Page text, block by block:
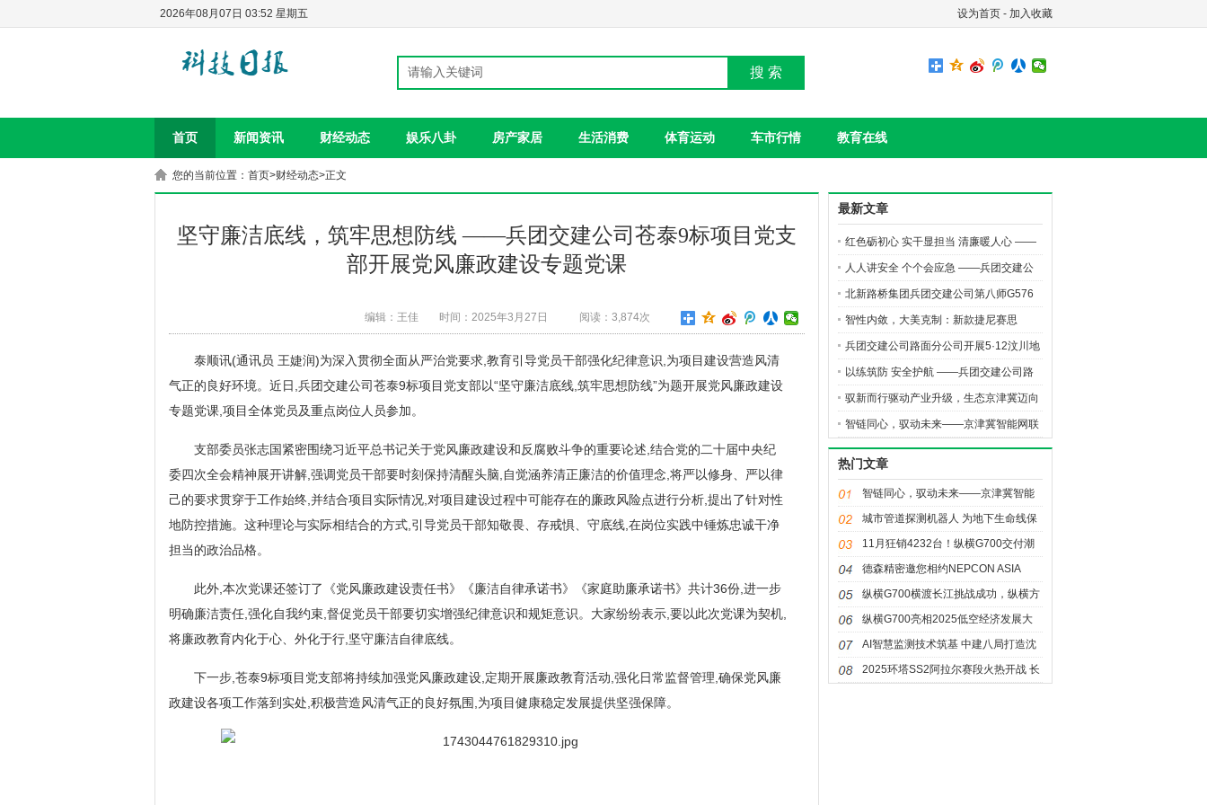
设为首页 - 加入收藏
2026年08月07日 03:52 星期五
搜 索
首页 新闻资讯 财经动态 娱乐八卦 房产家居 生活消费 体育运动 车市行情 教育在线
您的当前位置： 首页>财经动态>正文
坚守廉洁底线，筑牢思想防线 ——兵团交建公司苍泰9标项目党支
部开展党风廉政建设专题党课
编辑：王佳 时间：2025年3月27日 阅读：3,874次
泰顺讯(通讯员 王婕润)为深入贯彻全面从严治党要求,教育引导党员干部强化纪律意识,为项目建设营造风清
气正的良好环境。近日,兵团交建公司苍泰9标项目党支部以“坚守廉洁底线,筑牢思想防线”为题开展党风廉政建设
专题党课,项目全体党员及重点岗位人员参加。
支部委员张志国紧密围绕习近平总书记关于党风廉政建设和反腐败斗争的重要论述,结合党的二十届中央纪
委四次全会精神展开讲解,强调党员干部要时刻保持清醒头脑,自觉涵养清正廉洁的价值理念,将严以修身、严以律
己的要求贯穿于工作始终,并结合项目实际情况,对项目建设过程中可能存在的廉政风险点进行分析,提出了针对性
地防控措施。这种理论与实际相结合的方式,引导党员干部知敬畏、存戒惧、守底线,在岗位实践中锤炼忠诚干净
担当的政治品格。
此外,本次党课还签订了《党风廉政建设责任书》《廉洁自律承诺书》《家庭助廉承诺书》共计36份,进一步
明确廉洁责任,强化自我约束,督促党员干部要切实增强纪律意识和规矩意识。大家纷纷表示,要以此次党课为契机,
将廉政教育内化于心、外化于行,坚守廉洁自律底线。
下一步,苍泰9标项目党支部将持续加强党风廉政建设,定期开展廉政教育活动,强化日常监督管理,确保党风廉
政建设各项工作落到实处,积极营造风清气正的良好氛围,为项目健康稳定发展提供坚强保障。
最新文章
红色砺初心 实干显担当 清廉暖人心 ——
路面分公司开展党风廉政教育月主题党日
活动
人人讲安全 个个会应急 ——兵团交建公
司路面分公司开展“安全生产月”高空坠落
应急演练
北新路桥集团兵团交建公司第八师G576
二标项目玛纳斯河大桥沥青摊铺有序推进
智性内敛，大美克制：新款捷尼赛思
GV70的“高智感”美学
兵团交建公司路面分公司开展5·12汶川地
震遇难同胞默哀活动
以练筑防 安全护航 ——兵团交建公司路
面分公司开展火灾及触电应急演练活动
驭新而行驱动产业升级，生态京津冀迈向
全球高端汽车价值链高地
智链同心，驭动未来——京津冀智能网联
新能源汽车主题对接活动暨生态港招商推
介会盛大亮相
热门文章
智链同心，驭动未来——京津冀智能
网联新能源汽车主题对接活动暨生态
港招商推介会盛大亮相
城市管道探测机器人 为地下生命线保
驾护航
11月狂销4232台！纵横G700交付潮
至，首批车主提车见证热销
德森精密邀您相约NEPCON ASIA
2025：共赴一站式电子智造盛宴
纵横G700横渡长江挑战成功，纵横方
舟技术打破出行边界
纵横G700亮相2025低空经济发展大
会，全领域开拓新边界
AI智慧监测技术筑基 中建八局打造沈
阳城市排水“科技+效率”新标杆
2025环塔SS2阿拉尔赛段火热开战 长